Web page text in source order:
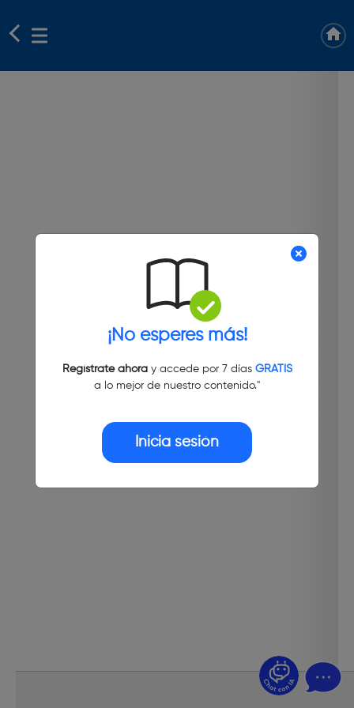
¡No esperes más!
Regístrate ahoray accede por 7 días GRATIS
a lo mejor de nuestro contenido."
Inicia sesión